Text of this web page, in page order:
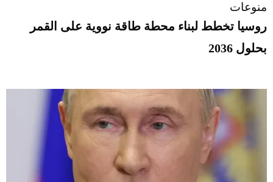
منوعات
روسيا تخطط لبناء محطة طاقة نووية على القمر
بحلول 2036